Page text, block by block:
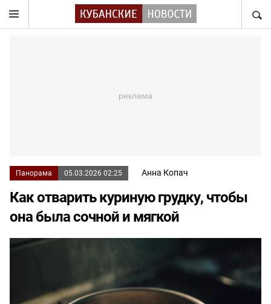
Панорама 05.03.2026 02:25 Анна Копач
Как отварить куриную грудку, чтобы
она была сочной и мягкой